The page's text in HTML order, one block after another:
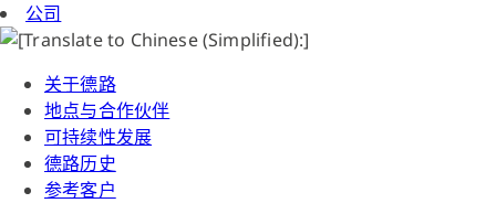
公司
关于德路
地点与合作伙伴
可持续性发展
德路历史
参考客户